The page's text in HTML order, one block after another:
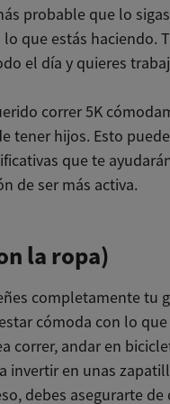
probable que lo
que estás haciendo.
el día y quieres
correr 5K
tener hijos. Esto
que te
de ser más activa.
la ropa)
completamente tu
cómoda con lo
correr, andar en
invertir en unas
debes asegurarte